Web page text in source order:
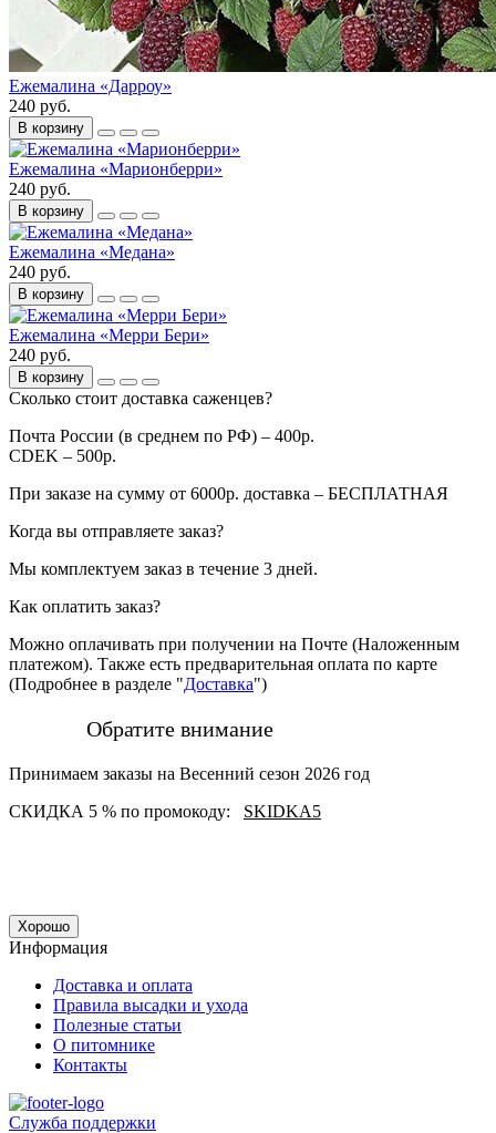
Ежемалина «Дарроу»
240 руб.
В корзину
Ежемалина «Марионберри»
240 руб.
В корзину
Ежемалина «Медана»
240 руб.
В корзину
Ежемалина «Мерри Бери»
240 руб.
В корзину
Сколько стоит доставка саженцев?
Почта России (в среднем по РФ) – 400р.
CDEK – 500р.
При заказе на сумму от 6000р. доставка – БЕСПЛАТНАЯ
Когда вы отправляете заказ?
Мы комплектуем заказ в течение 3 дней.
Как оплатить заказ?
Можно оплачивать при получении на Почте (Наложенным
платежом). Также есть предварительная оплата по карте
(Подробнее в разделе "Доставка")
Обратите внимание
Принимаем заказы на Весенний сезон 2026 год
СКИДКА 5 % по промокоду: SKIDKA5
Хорошо
Информация
Доставка и оплата
Правила высадки и ухода
Полезные статьи
О питомнике
Контакты
Служба поддержки